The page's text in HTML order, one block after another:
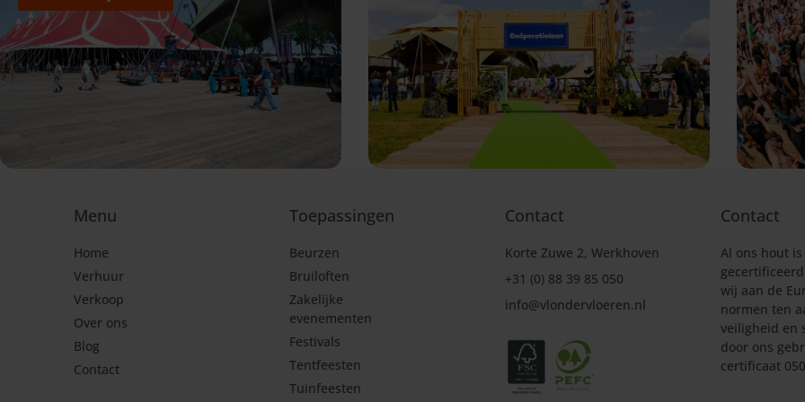
Menu
Home
Verhuur
Verkoop
Over ons
Blog
Contact
Toepassingen
Beurzen
Bruiloften
Zakelijke
evenementen
Festivals
Tentfeesten
Tuinfeesten
Contact
Korte Zuwe 2, Werkhoven
+31 (0) 88 39 85 050
info@vlondervloeren.nl
Contact
Al ons hout is
wij aan de
normen ten
veiligheid en
door ons
certificaat